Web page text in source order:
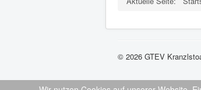
© 2026 GTEV